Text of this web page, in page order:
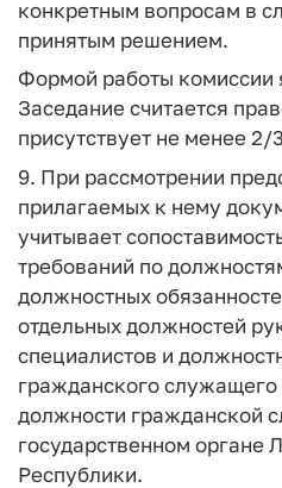
конкретным вопросам в
принятым решением.
Формой работы комиссии
Заседание считается
присутствует не менее 2/
9. При рассмотрении
прилагаемых к нему
учитывает
требований по
должностных
отдельных должностей
специалистов и
гражданского
должности гражданской
государственном органе
Республики.